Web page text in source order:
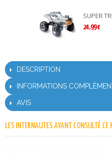
SUPER
24,99 €
DESCRIPTION
INFORMATIONS
AVIS
LES INTERNAUTES AYANT CONSULTÉ